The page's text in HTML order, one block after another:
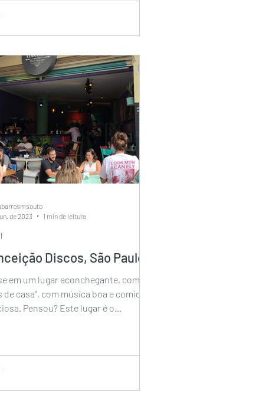
Discos, São Paulo
em um lugar aconchegante, com
de casa", com música boa e comida
Pensou? Este lugar é o
de 2023
1 min de leitura